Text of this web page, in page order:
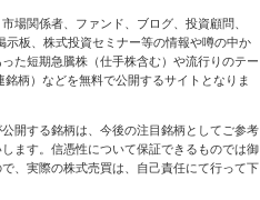
場関係者、ファンド、ブログ、投資顧問、
示板、株式投資セミナー等の情報や噂の中か
った短期急騰株（仕手株含む）や流行りのテー
銘柄）などを無料で公開するサイトとなりま
開する銘柄は、今後の注目銘柄としてご参考
ます。信憑性について保証できるものでは御
、実際の株式売買は、自己責任にて行って下